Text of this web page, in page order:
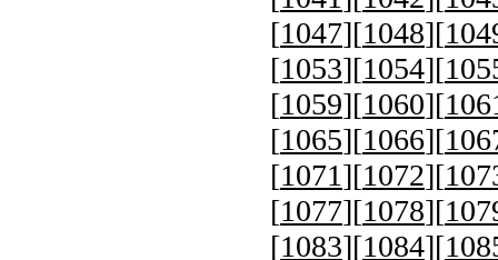
[1047][1048][
[1053][1054][
[1059][1060][
[1065][1066][
[1071][1072][
[1077][1078][
[1083][1084][